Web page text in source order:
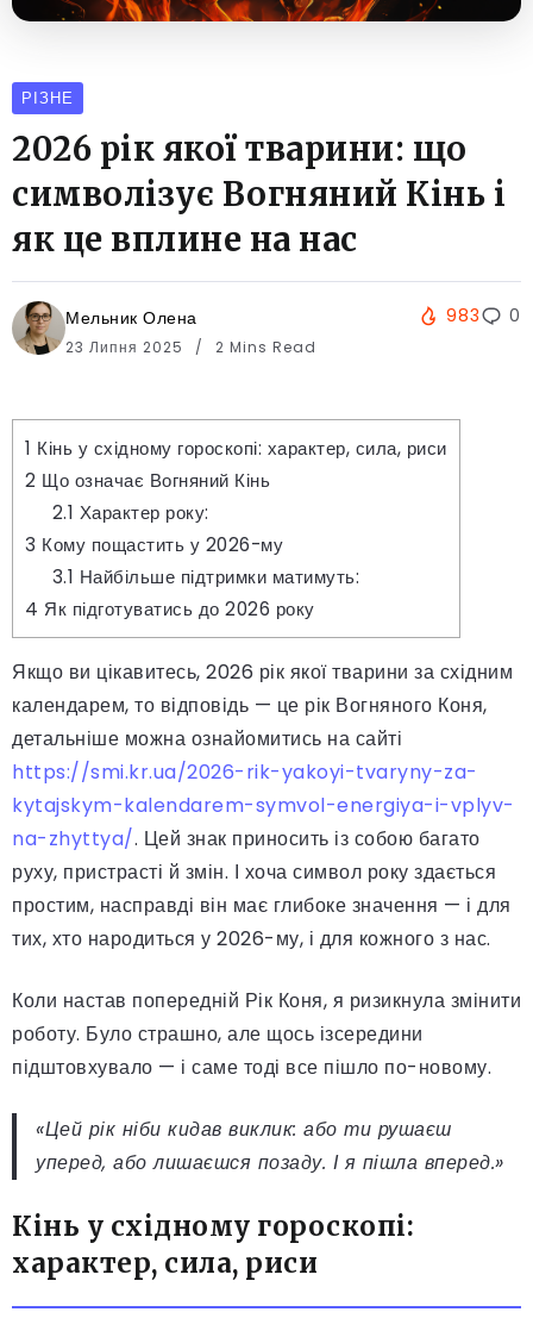
РІЗНЕ
2026 рік якої тварини: що
символізує Вогняний Кінь і
як це вплине на нас
Мельник Олена
23 Липня 2025 2 Mins Read
983 0
1 Кінь у східному гороскопі: характер, сила, риси
2 Що означає Вогняний Кінь
2.1 Характер року:
3 Кому пощастить у 2026-му
3.1 Найбільше підтримки матимуть:
4 Як підготуватись до 2026 року
Якщо ви цікавитесь, 2026 рік якої тварини за східним
календарем, то відповідь — це рік Вогняного Коня,
детальніше можна ознайомитись на сайті
https://smi.kr.ua/2026-rik-yakoyi-tvaryny-za-
kytajskym-kalendarem-symvol-energiya-i-vplyv-
na-zhyttya/. Цей знак приносить із собою багато
руху, пристрасті й змін. І хоча символ року здається
простим, насправді він має глибоке значення — і для
тих, хто народиться у 2026-му, і для кожного з нас.
Коли настав попередній Рік Коня, я ризикнула змінити
роботу. Було страшно, але щось ізсередини
підштовхувало — і саме тоді все пішло по-новому.
«Цей рік ніби кидав виклик: або ти рушаєш
уперед, або лишаєшся позаду. І я пішла вперед.»
Кінь у східному гороскопі:
характер, сила, риси